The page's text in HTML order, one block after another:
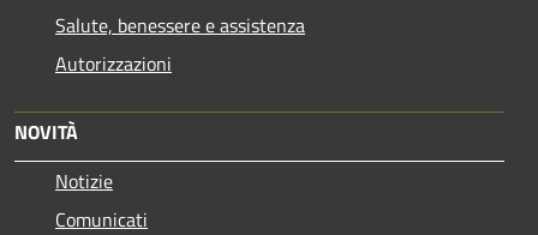
Salute, benessere e assistenza
Autorizzazioni
NOVITÀ
Notizie
Comunicati